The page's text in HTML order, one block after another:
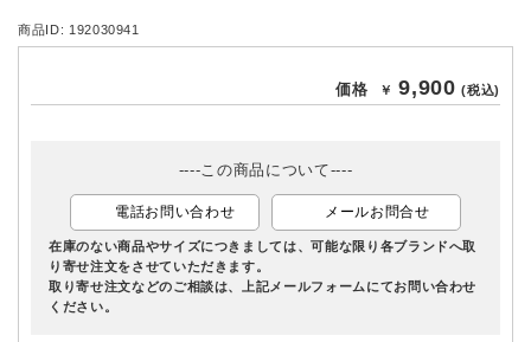
商品ID: 192030941
価格 ￥ 9,900 (税込)
----この商品について----
電話お問い合わせ メールお問合せ
在庫のない商品やサイズにつきましては、可能な限り各ブランドへ取
り寄せ注文をさせていただきます。
取り寄せ注文などのご相談は、上記メールフォームにてお問い合わせ
ください。